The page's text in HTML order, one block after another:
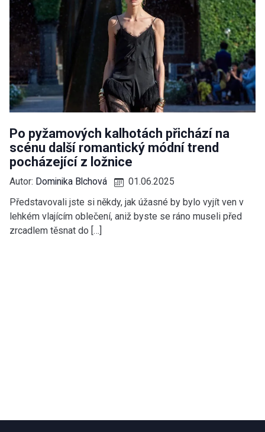
Po pyžamových kalhotách přichází na
scénu další romantický módní trend
pocházející z ložnice
Autor: Dominika Blchová
01.06.2025
Představovali jste si někdy, jak úžasné by bylo vyjít ven v
lehkém vlajícím oblečení, aniž byste se ráno museli před
zrcadlem těsnat do […]